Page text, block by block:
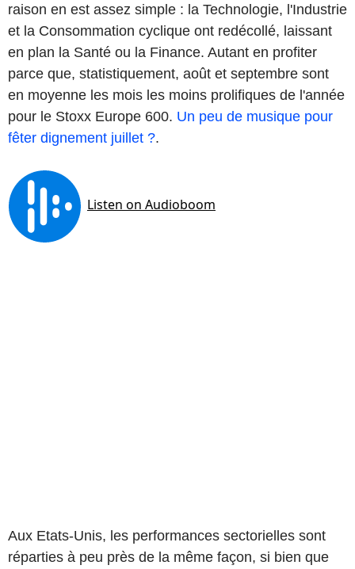
raison en est assez simple : la Technologie, l'Industrie
et la Consommation cyclique ont redécollé, laissant
en plan la Santé ou la Finance. Autant en profiter
parce que, statistiquement, août et septembre sont
en moyenne les mois les moins prolifiques de l'année
pour le Stoxx Europe 600. Un peu de musique pour
fêter dignement juillet ?.
Aux Etats-Unis, les performances sectorielles sont
réparties à peu près de la même façon, si bien que